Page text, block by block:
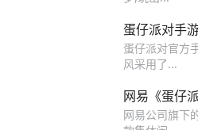
蛋仔派对手
蛋仔派对官方
风采用了...
网易《蛋仔
网易公司旗下